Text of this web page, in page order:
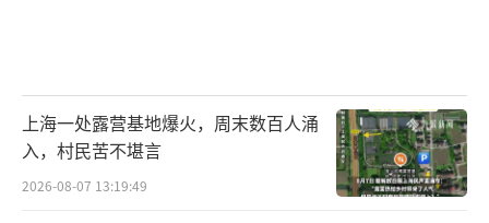
上海一处露营基地爆火，周末数百人涌
入，村民苦不堪言
2026-08-07 13:19:49